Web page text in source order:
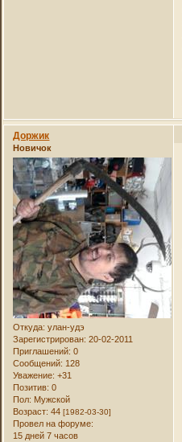
Доржик
Новичок
Откуда: улан-удэ
Зарегистрирован: 20-02-2011
Приглашений: 0
Сообщений: 128
Уважение: +31
Позитив: 0
Пол: Мужской
Возраст: 44[1982-03-30]
Провел на форуме:
15 дней 7 часов